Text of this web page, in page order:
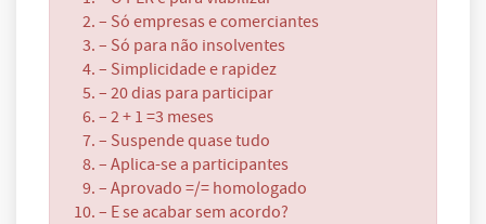
– Só empresas e comerciantes
– Só para não insolventes
– Simplicidade e rapidez
– 20 dias para participar
– 2 + 1 =3 meses
– Suspende quase tudo
– Aplica-se a participantes
– Aprovado =/= homologado
– E se acabar sem acordo?